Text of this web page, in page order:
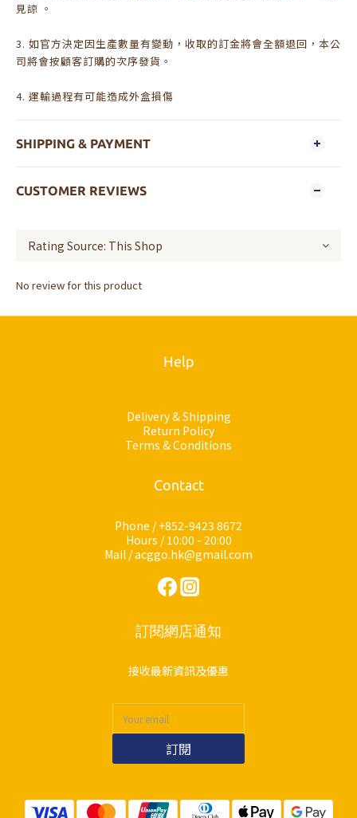
見諒 。
3. 如官方決定因生產數量有變動，收取的訂金將會全額退回，本公
司將會按顧客訂購的次序發貨。
4. 運輸過程有可能造成外盒損傷
SHIPPING & PAYMENT
CUSTOMER REVIEWS
No review for this product
Help
Delivery & Shipping
Return Policy
Terms & Conditions
Contact
Phone / +852-9423 8672
Hours / 10:00 - 20:00
Mail / acggo.hk@gmail.com
訂閱網店通知
接收最新資訊及優惠
訂閱